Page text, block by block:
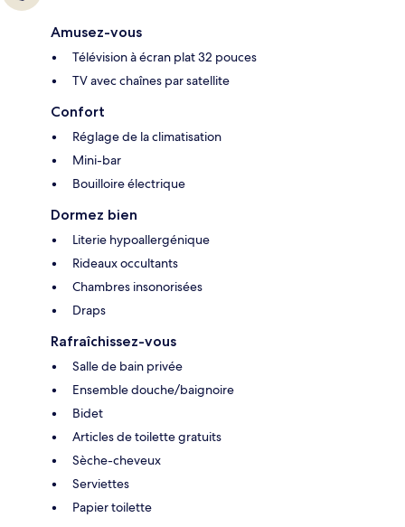
Amusez-vous
Télévision à écran plat 32 pouces
TV avec chaînes par satellite
Confort
Réglage de la climatisation
Mini-bar
Bouilloire électrique
Dormez bien
Literie hypoallergénique
Rideaux occultants
Chambres insonorisées
Draps
Rafraîchissez-vous
Salle de bain privée
Ensemble douche/baignoire
Bidet
Articles de toilette gratuits
Sèche-cheveux
Serviettes
Papier toilette